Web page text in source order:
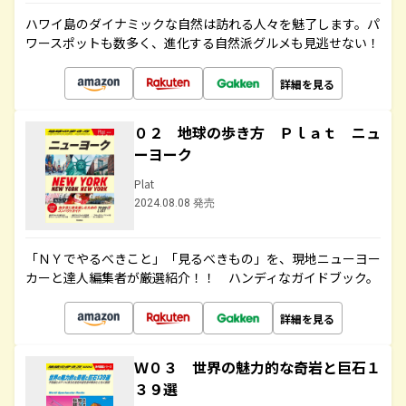
ハワイ島のダイナミックな自然は訪れる人々を魅了します。パ
ワースポットも数多く、進化する自然派グルメも見逃せない！
詳細を見る
０２ 地球の歩き方 Ｐｌａｔ ニュ
ーヨーク
Plat
2024.08.08 発売
「ＮＹでやるべきこと」「見るべきもの」を、現地ニューヨー
カーと達人編集者が厳選紹介！！ ハンディなガイドブック。
詳細を見る
Ｗ０３ 世界の魅力的な奇岩と巨石１
３９選